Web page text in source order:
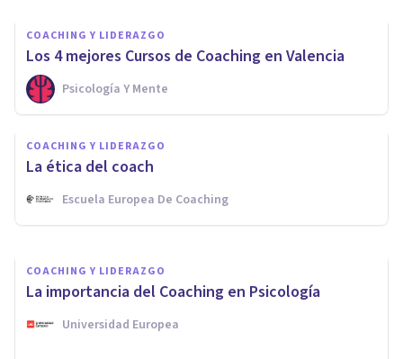
COACHING Y LIDERAZGO
Los 4 mejores Cursos de Coaching en Valencia
Psicología Y Mente
COACHING Y LIDERAZGO
La ética del coach
Escuela Europea De Coaching
COACHING Y LIDERAZGO
Coaching outdoor: qué es y
cuáles son sus beneficios
Arturo Torres
COACHING Y LIDERAZGO
La importancia del Coaching en Psicología
Universidad Europea